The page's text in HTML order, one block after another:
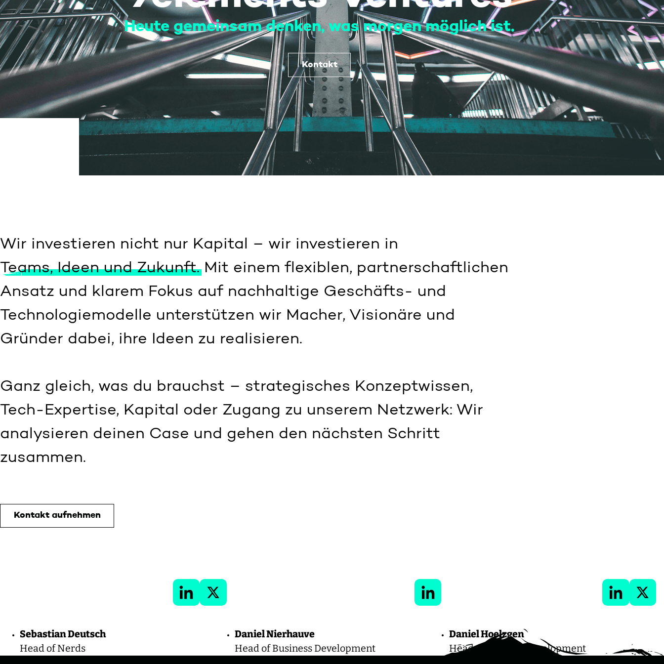
Heute gemeinsam denken, was morgen möglich ist.
Kontakt
Wir investieren nicht nur Kapital – wir investieren in
Teams, Ideen und Zukunft.Mit einem flexiblen, partnerschaftlichen
Ansatz und klarem Fokus auf nachhaltige Geschäfts- und
Technologiemodelle unterstützen wir Macher, Visionäre und
Gründer dabei, ihre Ideen zu realisieren.
Ganz gleich, was du brauchst – strategisches Konzeptwissen,
Tech-Expertise, Kapital oder Zugang zu unserem Netzwerk: Wir
analysieren deinen Case und gehen den nächsten Schritt
zusammen.
Kontakt aufnehmen
LinkedInX
Sebastian Deutsch
Head of Nerds
LinkedIn
Daniel Nierhauve
Head of Business Development
LinkedInX
Daniel Hoelzgen
Head of Product Development